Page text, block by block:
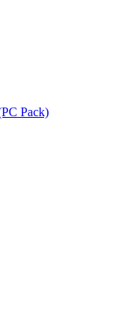
Pack)